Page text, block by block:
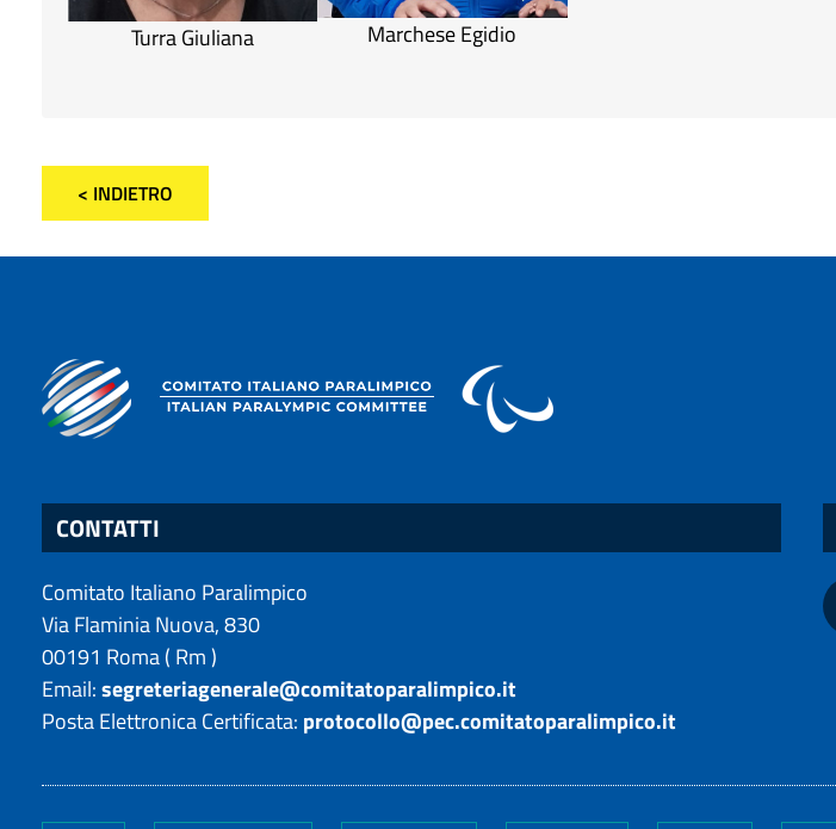
Turra Giuliana Marchese Egidio
< INDIETRO
CONTATTI
Comitato Italiano Paralimpico
Via Flaminia Nuova, 830
00191 Roma( Rm)
Email:segreteriagenerale@comitatoparalimpico.it
Posta Elettronica Certificata: protocollo@pec.comitatoparalimpico.it